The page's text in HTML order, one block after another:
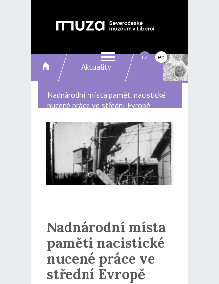
cz en
Aktuality
Nadnárodní místa paměti nacistické
nucené práce ve střední Evropě
Nadnárodní místa
paměti nacistické
nucené práce ve
střední Evropě